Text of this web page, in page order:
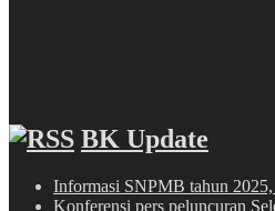
BK Update
Informasi SNPMB tahun 2025,
Konferensi pers peluncuran